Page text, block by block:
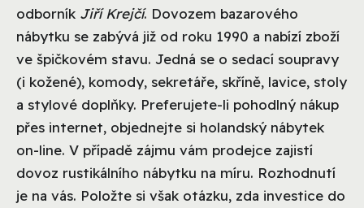
odborník Jiří Krejčí. Dovozem bazarového
nábytku se zabývá již od roku 1990 a nabízí zboží
ve špičkovém stavu. Jedná se o sedací soupravy
(i kožené), komody, sekretáře, skříně, lavice, stoly
a stylové doplňky. Preferujete-li pohodlný nákup
přes internet, objednejte si holandský nábytek
on-line. V případě zájmu vám prodejce zajistí
dovoz rustikálního nábytku na míru. Rozhodnutí
je na vás. Položte si však otázku, zda investice do